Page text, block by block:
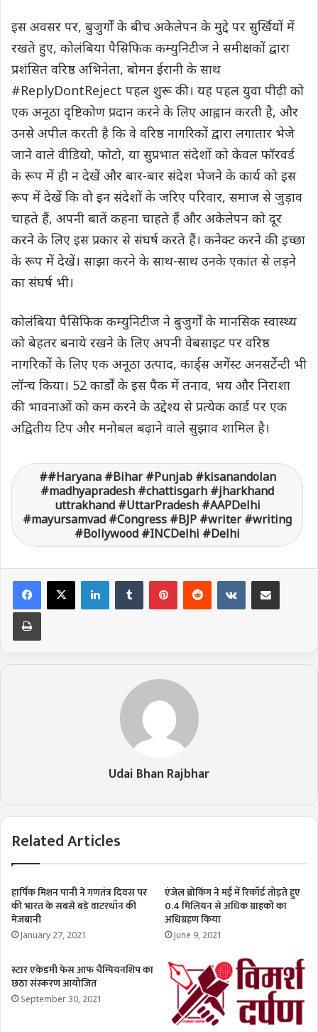
इस अवसर पर, बुजुर्गों के बीच अकेलेपन के मुद्दे पर सुर्खियों में
रखते हुए, कोलंबिया पैसिफिक कम्युनिटीज ने समीक्षकों द्वारा
प्रशंसित वरिष्ठ अभिनेता, बोमन ईरानी के साथ
#ReplyDontReject पहल शुरू की। यह पहल युवा पीढ़ी को
एक अनूठा दृष्टिकोण प्रदान करने के लिए आह्वान करती है, और
उनसे अपील करती है कि वे वरिष्ठ नागरिकों द्वारा लगातार भेजे
जाने वाले वीडियो, फोटो, या सुप्रभात संदेशों को केवल फॉरवर्ड
के रूप में ही न देखें और बार-बार संदेश भेजने के कार्य को इस
रूप में देखें कि वो इन संदेशों के जरिए परिवार, समाज से जुड़ाव
चाहते हैं, अपनी बातें कहना चाहते हैं और अकेलेपन को दूर
करने के लिए इस प्रकार से संघर्ष करते हैं। कनेक्ट करने की इच्छा
के रूप में देखें। साझा करने के साथ-साथ उनके एकांत से लड़ने
का संघर्ष भी।
कोलंबिया पैसिफिक कम्युनिटीज ने बुजुर्गों के मानसिक स्वास्थ्य
को बेहतर बनाये रखने के लिए अपनी वेबसाइट पर वरिष्ठ
नागरिकों के लिए एक अनूठा उत्पाद, कार्ड्स अगेंस्ट अनसर्टेन्टी भी
लॉन्च किया। 52 कार्डों के इस पैक में तनाव, भय और निराशा
की भावनाओं को कम करने के उद्देश्य से प्रत्येक कार्ड पर एक
अद्वितीय टिप और मनोबल बढ़ाने वाले सुझाव शामिल है।
#Haryana #Bihar #Punjab #kisanandolan
#madhyapradesh #chattisgarh #jharkhand
uttrakhand #UttarPradesh #AAPDelhi
#mayursamvad #Congress #BJP #writer #writing
#Bollywood #INCDelhi #Delhi
LinkedIn VKontakte
Udai Bhan Rajbhar
Related Articles
हार्पिक मिशन पानी ने गणतंत्र दिवस पर
की भारत के सबसे बड़े वाटरथॉन की
मेजबानी
January 27, 2021
एंजेल ब्रोकिंग ने मई में रिकॉर्ड तोड़ते हुए
0.4 मिलियन से अधिक ग्राहकों का
अधिग्रहण किया
June 9, 2021
स्टार एकेडमी फेस आफ चैम्पियनशिप का
छठा संस्करण आयोजित
September 30, 2021